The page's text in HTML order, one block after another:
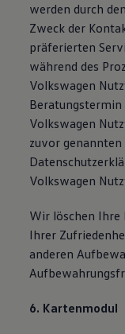
werden durch
Zweck der
präferierten
während des
Volkswagen
Volkswagen
zuvor
Volkswagen
Wir löschen Ihre
Ihrer
anderen
6. Kartenmodul